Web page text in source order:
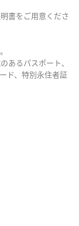
書をご用意くださ
あるパスポート、
ド、特別永住者証